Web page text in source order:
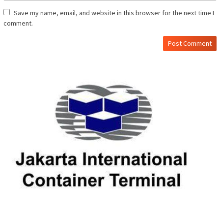
Save my name, email, and website in this browser for the next time I
comment.